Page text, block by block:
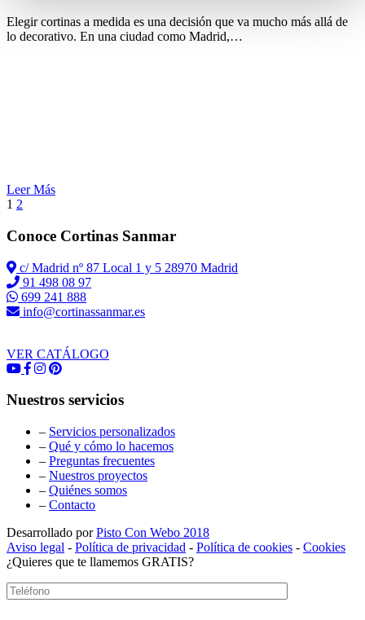
Elegir cortinas a medida es una decisión que va mucho más allá de
lo decorativo. En una ciudad como Madrid,…
Leer Más
1 2
Conoce Cortinas Sanmar
c/ Madrid nº 87 Local 1 y 5 28970 Madrid
91 498 08 97
699 241 888
info@cortinassanmar.es
VER CATÁLOGO
Nuestros servicios
– Servicios personalizados
– Qué y cómo lo hacemos
– Preguntas frecuentes
– Nuestros proyectos
– Quiénes somos
– Contacto
Desarrollado porPisto Con Webo 2018
Aviso legal - Política de privacidad - Política de cookies - Cookies
¿Quieres que te llamemos GRATIS?